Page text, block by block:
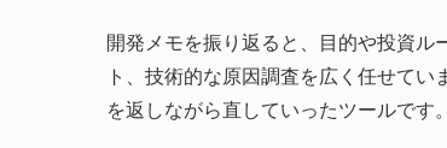
開発メモを振り返ると、目的や投資ル
ト、技術的な原因調査を広く任せて
を返しながら直していったツールです。